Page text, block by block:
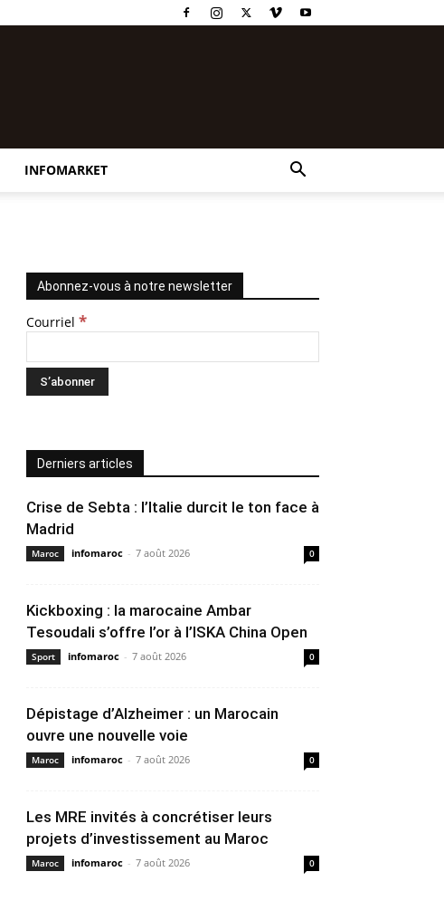
INFOMARKET
Abonnez-vous à notre newsletter
Courriel *
Derniers articles
Crise de Sebta : l’Italie durcit le ton face à
Madrid
Maroc infomaroc - 7 août 2026 0
Kickboxing : la marocaine Ambar
Tesoudali s’offre l’or à l’ISKA China Open
Sport infomaroc - 7 août 2026 0
Dépistage d’Alzheimer : un Marocain
ouvre une nouvelle voie
Maroc infomaroc - 7 août 2026 0
Les MRE invités à concrétiser leurs
projets d’investissement au Maroc
Maroc infomaroc - 7 août 2026 0